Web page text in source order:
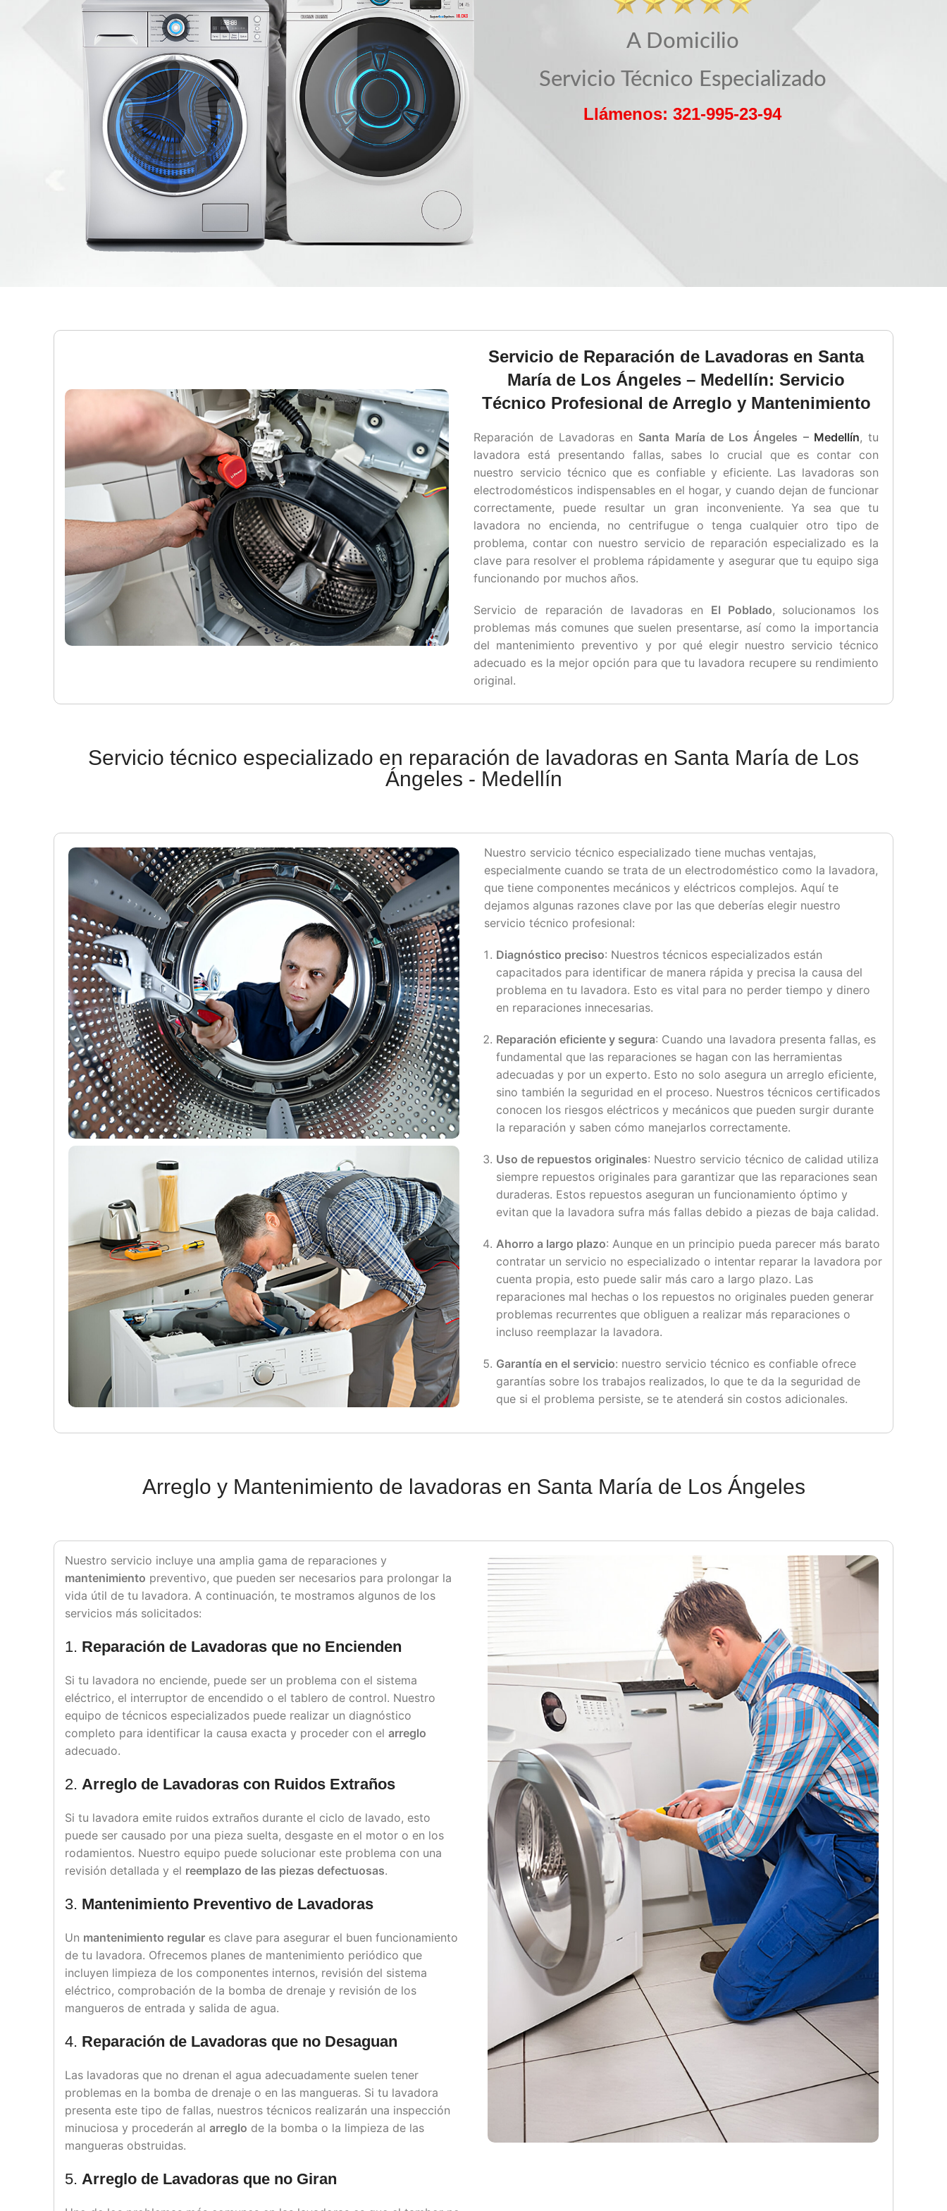
A Domicilio
Servicio Técnico Especializado
Llámenos: 321-995-23-94
Servicio de Reparación de Lavadoras en Santa
María de Los Ángeles – Medellín: Servicio
Técnico Profesional de Arreglo y Mantenimiento
Reparación de Lavadoras en Santa María de Los Ángeles – Medellín, tu
lavadora está presentando fallas, sabes lo crucial que es contar con
nuestro servicio técnico que es confiable y eficiente. Las lavadoras son
electrodomésticos indispensables en el hogar, y cuando dejan de funcionar
correctamente, puede resultar un gran inconveniente. Ya sea que tu
lavadora no encienda, no centrifugue o tenga cualquier otro tipo de
problema, contar con nuestro servicio de reparación especializado es la
clave para resolver el problema rápidamente y asegurar que tu equipo siga
funcionando por muchos años.
Servicio de reparación de lavadoras en El Poblado, solucionamos los
problemas más comunes que suelen presentarse, así como la importancia
del mantenimiento preventivo y por qué elegir nuestro servicio técnico
adecuado es la mejor opción para que tu lavadora recupere su rendimiento
original.
Servicio técnico especializado en reparación de lavadoras en Santa María de Los
Ángeles - Medellín
Nuestro servicio técnico especializado tiene muchas ventajas,
especialmente cuando se trata de un electrodoméstico como la lavadora,
que tiene componentes mecánicos y eléctricos complejos. Aquí te
dejamos algunas razones clave por las que deberías elegir nuestro
servicio técnico profesional:
Diagnóstico preciso: Nuestros técnicos especializados están
capacitados para identificar de manera rápida y precisa la causa del
problema en tu lavadora. Esto es vital para no perder tiempo y dinero
en reparaciones innecesarias.
Reparación eficiente y segura: Cuando una lavadora presenta fallas, es
fundamental que las reparaciones se hagan con las herramientas
adecuadas y por un experto. Esto no solo asegura un arreglo eficiente,
sino también la seguridad en el proceso. Nuestros técnicos certificados
conocen los riesgos eléctricos y mecánicos que pueden surgir durante
la reparación y saben cómo manejarlos correctamente.
Uso de repuestos originales: Nuestro servicio técnico de calidad utiliza
siempre repuestos originales para garantizar que las reparaciones sean
duraderas. Estos repuestos aseguran un funcionamiento óptimo y
evitan que la lavadora sufra más fallas debido a piezas de baja calidad.
Ahorro a largo plazo: Aunque en un principio pueda parecer más barato
contratar un servicio no especializado o intentar reparar la lavadora por
cuenta propia, esto puede salir más caro a largo plazo. Las
reparaciones mal hechas o los repuestos no originales pueden generar
problemas recurrentes que obliguen a realizar más reparaciones o
incluso reemplazar la lavadora.
Garantía en el servicio: nuestro servicio técnico es confiable ofrece
garantías sobre los trabajos realizados, lo que te da la seguridad de
que si el problema persiste, se te atenderá sin costos adicionales.
Arreglo y Mantenimiento de lavadoras en Santa María de Los Ángeles
Nuestro servicio incluye una amplia gama de reparaciones y
mantenimiento preventivo, que pueden ser necesarios para prolongar la
vida útil de tu lavadora. A continuación, te mostramos algunos de los
servicios más solicitados:
1. Reparación de Lavadoras que no Encienden
Si tu lavadora no enciende, puede ser un problema con el sistema
eléctrico, el interruptor de encendido o el tablero de control. Nuestro
equipo de técnicos especializados puede realizar un diagnóstico
completo para identificar la causa exacta y proceder con el arreglo
adecuado.
2. Arreglo de Lavadoras con Ruidos Extraños
Si tu lavadora emite ruidos extraños durante el ciclo de lavado, esto
puede ser causado por una pieza suelta, desgaste en el motor o en los
rodamientos. Nuestro equipo puede solucionar este problema con una
revisión detallada y el reemplazo de las piezas defectuosas.
3. Mantenimiento Preventivo de Lavadoras
Un mantenimiento regular es clave para asegurar el buen funcionamiento
de tu lavadora. Ofrecemos planes de mantenimiento periódico que
incluyen limpieza de los componentes internos, revisión del sistema
eléctrico, comprobación de la bomba de drenaje y revisión de los
mangueros de entrada y salida de agua.
4. Reparación de Lavadoras que no Desaguan
Las lavadoras que no drenan el agua adecuadamente suelen tener
problemas en la bomba de drenaje o en las mangueras. Si tu lavadora
presenta este tipo de fallas, nuestros técnicos realizarán una inspección
minuciosa y procederán al arreglo de la bomba o la limpieza de las
mangueras obstruidas.
5. Arreglo de Lavadoras que no Giran